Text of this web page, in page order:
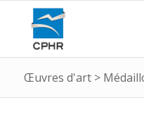
Œuvres d'art>